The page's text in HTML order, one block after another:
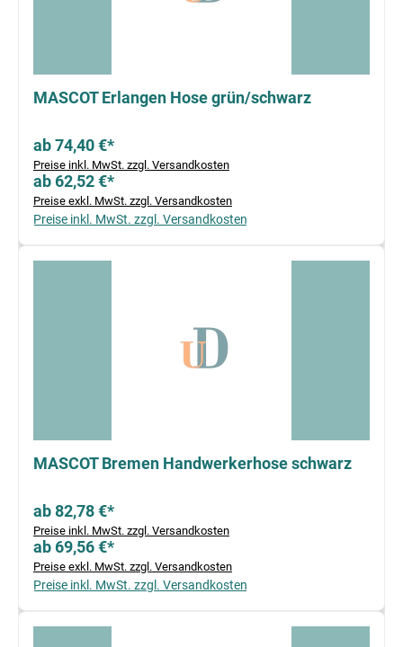
MASCOT Erlangen Hose grün/schwarz
ab 74,40 €*
Preise inkl. MwSt. zzgl. Versandkosten
ab 62,52 €*
Preise exkl. MwSt. zzgl. Versandkosten
Preise inkl. MwSt. zzgl. Versandkosten
MASCOT Bremen Handwerkerhose schwarz
ab 82,78 €*
Preise inkl. MwSt. zzgl. Versandkosten
ab 69,56 €*
Preise exkl. MwSt. zzgl. Versandkosten
Preise inkl. MwSt. zzgl. Versandkosten